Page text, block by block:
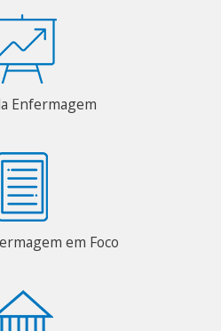
Enfermagem
em Foco